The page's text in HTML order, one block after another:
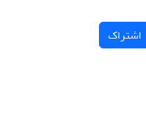
اشتراک